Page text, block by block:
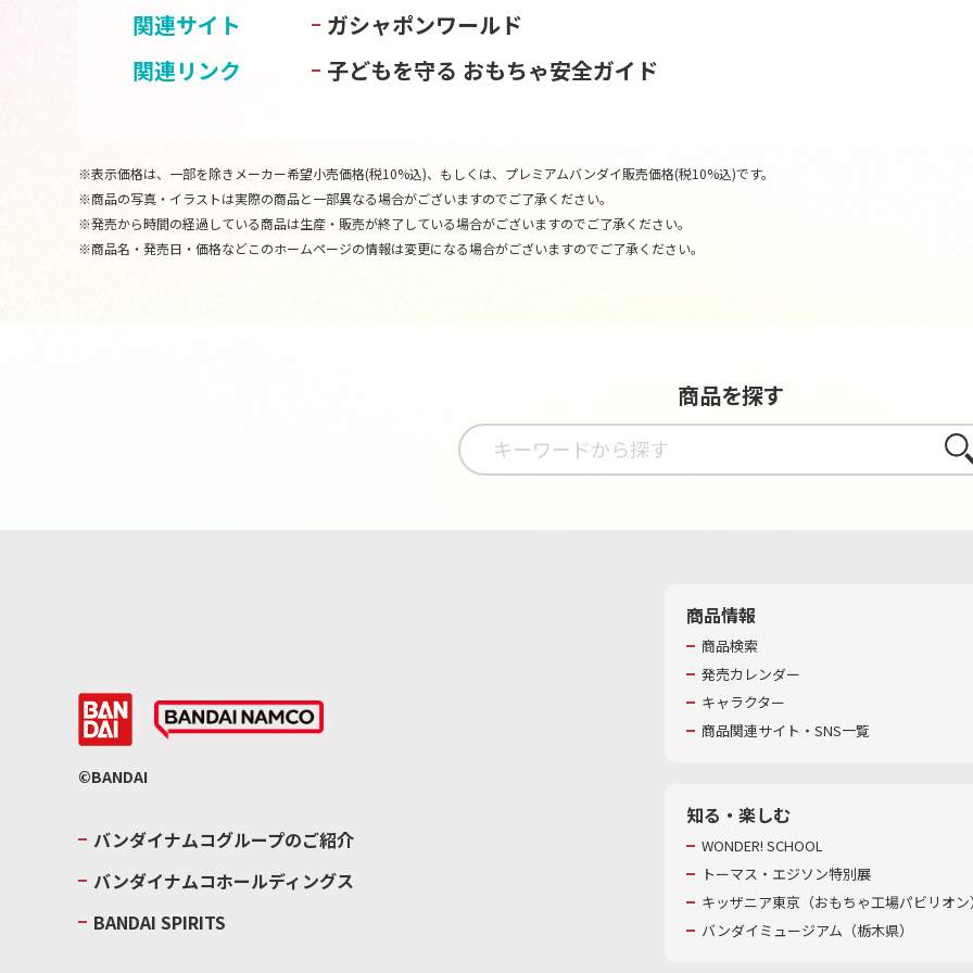
関連サイト
ガシャポンワールド
関連リンク
子どもを守る おもちゃ安全ガイド
※表示価格は、一部を除きメーカー希望小売価格(税10%込)、もしくは、プレミアムバンダイ販売価格(税10%込)です。
※商品の写真・イラストは実際の商品と一部異なる場合がございますのでご了承ください。
※発売から時間の経過している商品は生産・販売が終了している場合がございますのでご了承ください。
※商品名・発売日・価格などこのホームページの情報は変更になる場合がございますのでご了承ください。
商品を探す
さが
©BANDAI
バンダイナムコグループのご紹介
バンダイナムコホールディングス
BANDAI SPIRITS
商品情報
商品検索
発売カレンダー
キャラクター
商品関連サイト・SNS一覧
知る・楽しむ
WONDER! SCHOOL
トーマス・エジソン特別展
キッザニア東京（おもちゃ工場パビリオ
バンダイミュージアム（栃木県）